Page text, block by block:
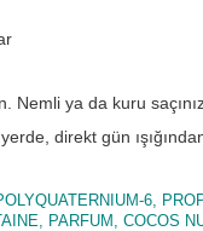
Nemli ya da kuru
direkt gün
6,
PARFUM, COCOS